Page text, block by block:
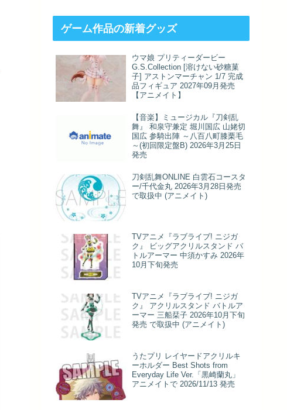
ゲーム作品の新着グッズ
ウマ娘 プリティーダービー
G.S.Collection [溶けない砂糖菓
子] アストンマーチャン 1/7 完成
品フィギュア 2027年09月発売
【アニメイト】
【音楽】ミュージカル『刀剣乱
舞』 和泉守兼定 堀川国広 山姥切
国広 参騎出陣 ～八百八町膝栗毛
～(初回限定盤B) 2026年3月25日
発売
刀剣乱舞ONLINE 白雲石コースタ
ー/千代金丸 2026年3月28日発売
で取扱中 (アニメイト)
TVアニメ『ラブライブ! ニジガ
ク』 ビッグアクリルスタンド バ
トルアーマー 中須かすみ 2026年
10月下旬発売
TVアニメ『ラブライブ! ニジガ
ク』 アクリルスタンド バトルア
ーマー 三船栞子 2026年10月下旬
発売 で取扱中 (アニメイト)
うたプリ レイヤードアクリルキ
ーホルダー Best Shots from
Everyday Life Ver.「黒崎蘭丸」
アニメイトで 2026/11/13 発売